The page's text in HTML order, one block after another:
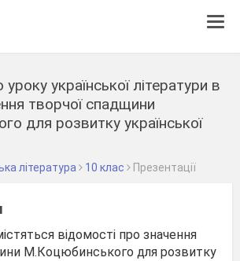
української літератури в
творчої спадщини
для розвитку української
література 10 клас Презентації
відомості про значення
М.Коцюбинського для розвитку